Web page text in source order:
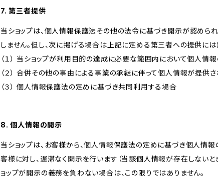
7. 第三者提供
当ショップは、個人情報保護法その他の法令に基づき開示が認めら
しません。但し、次に掲げる場合は上記に定める第三者への提供には
（１） 当ショップが利用目的の達成に必要な範囲内において個人
（２） 合併その他の事由による事業の承継に伴って個人情報が提供
（３） 個人情報保護法の定めに基づき共同利用する場合
8. 個人情報の開示
当ショップは、お客様から、個人情報保護法の定めに基づき個人情
客様に対し、遅滞なく開示を行います（当該個人情報が存在しないと
ョップが開示の義務を負わない場合は、この限りではありません。